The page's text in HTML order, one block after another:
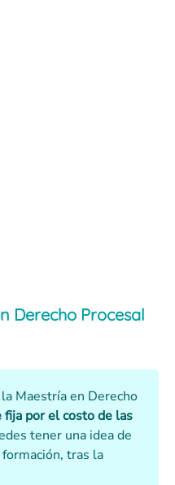
Derecho Procesal
Maestría en Derecho
fija por el costo de las
tener una idea de
tras la